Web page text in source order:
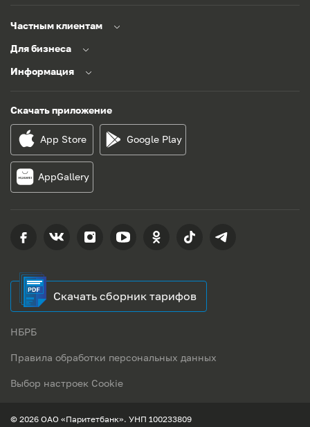
Частным клиентам
Для бизнеса
Информация
Скачать приложение
App Store Google Play
AppGallery
Скачать сборник тарифов
НБРБ
Правила обработки персональных данных
Выбор настроек Cookie
© 2026 ОАО «Паритетбанк». УНП 100233809